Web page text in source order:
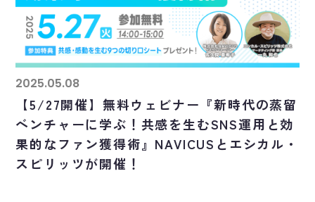
2025.05.08
【5/27開催】無料ウェビナー『新時代の蒸留
ベンチャーに学ぶ！共感を生むSNS運用と効
果的なファン獲得術』NAVICUSとエシカル・
スピリッツが開催！